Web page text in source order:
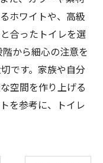
ホワイトや、高級
合ったトイレを選
から細心の注意を
です。家族や自分
空間を作り上げる
を参考に、トイレ